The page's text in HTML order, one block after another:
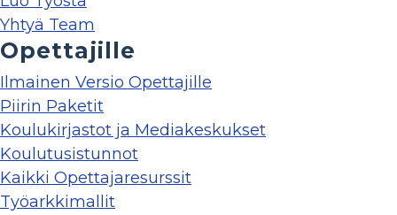
Yhtyä Team
Opettajille
Ilmainen Versio Opettajille
Piirin Paketit
Koulukirjastot ja Mediakeskukset
Koulutusistunnot
Kaikki Opettajaresurssit
Työarkkimallit